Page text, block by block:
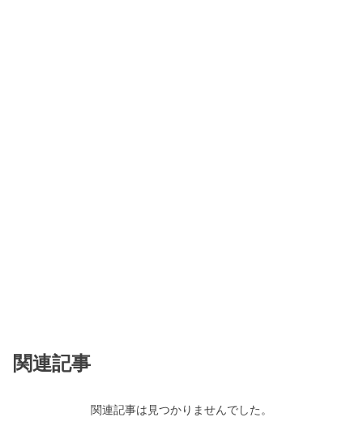
関連記事
関連記事は見つかりませんでした。